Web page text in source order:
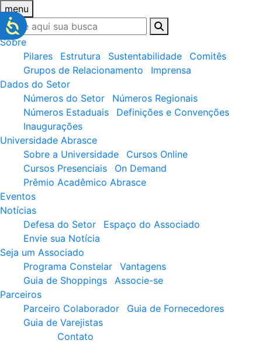
menu
Sobre
Pilares
Estrutura Sustentabilidade
Comitês
Grupos de Relacionamento
Imprensa
Dados do Setor
Números do Setor
Números Regionais
Números Estaduais
Definições e Convenções
Inaugurações
Universidade Abrasce
Sobre a Universidade
Cursos Online
Cursos Presenciais
On Demand
Prêmio Acadêmico Abrasce
Eventos
Notícias
Defesa do Setor
Espaço do Associado
Envie sua Notícia
Seja um Associado
Programa Constelar
Vantagens
Guia de Shoppings
Associe-se
Parceiros
Parceiro Colaborador
Guia de Fornecedores
Guia de Varejistas
Contato